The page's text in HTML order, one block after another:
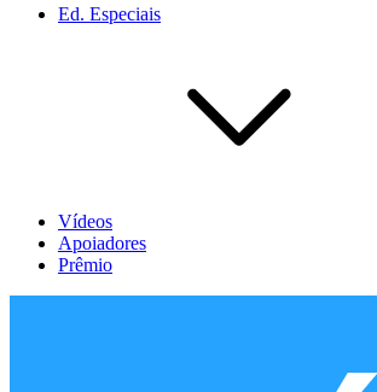
Ed. Especiais
Vídeos
Apoiadores
Prêmio